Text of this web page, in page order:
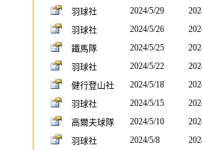
羽球社
2024/5/29
羽球社
2024/5/26
鐵馬隊
2024/5/25
羽球社
2024/5/22
健行登山社
2024/5/18
羽球社
2024/5/15
高爾夫球隊
2024/5/10
羽球社
2024/5/8